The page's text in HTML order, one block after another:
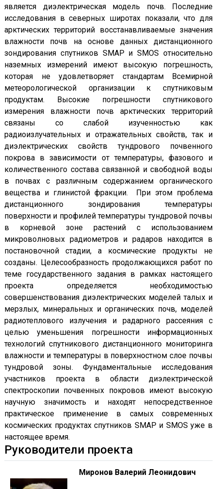
является диэлектрическая модель почв. Последние
исследования в северных широтах показали, что для
арктических территорий восстанавливаемые значения
влажности почв на основе данных дистанционного
зондирования спутников SMAP и SMOS относительно
наземных измерений имеют высокую погрешность,
которая не удовлетворяет стандартам Всемирной
метеорологической организации к спутниковым
продуктам. Высокие погрешности спутникового
измерения влажности почв арктических территорий
связаны со слабой изученностью как
радиоизлучательных и отражательных свойств, так и
диэлектрических свойств тундрового почвенного
покрова в зависимости от температуры, фазового и
количественного состава связанной и свободной воды
в почвах с различным содержанием органического
вещества и глинистой фракции. При этом проблема
дистанционного зондирования температуры
поверхности и профилей температуры тундровой почвы
в корневой зоне растений с использованием
микроволновых радиометров и радаров находится в
постановочной стадии, а космические продукты не
созданы. Целесообразность продолжающихся работ по
теме государственного задания в рамках настоящего
проекта определяется необходимостью
совершенствования диэлектрических моделей талых и
мерзлых, минеральных и органических почв, моделей
радиотеплового излучения и радарного рассеяния с
целью уменьшения погрешности информационных
технологий спутникового дистанционного мониторинга
влажности и температуры в поверхностном слое почвы
тундровой зоны. Фундаментальные исследования
участников проекта в области диэлектрической
спектроскопии почвенных покровов имеют высокую
научную значимость и находят непосредственное
практическое применение в самых современных
космических продуктах спутников SMAP и SMOS уже в
настоящее время.
Руководители проекта
Миронов Валерий Леонидович